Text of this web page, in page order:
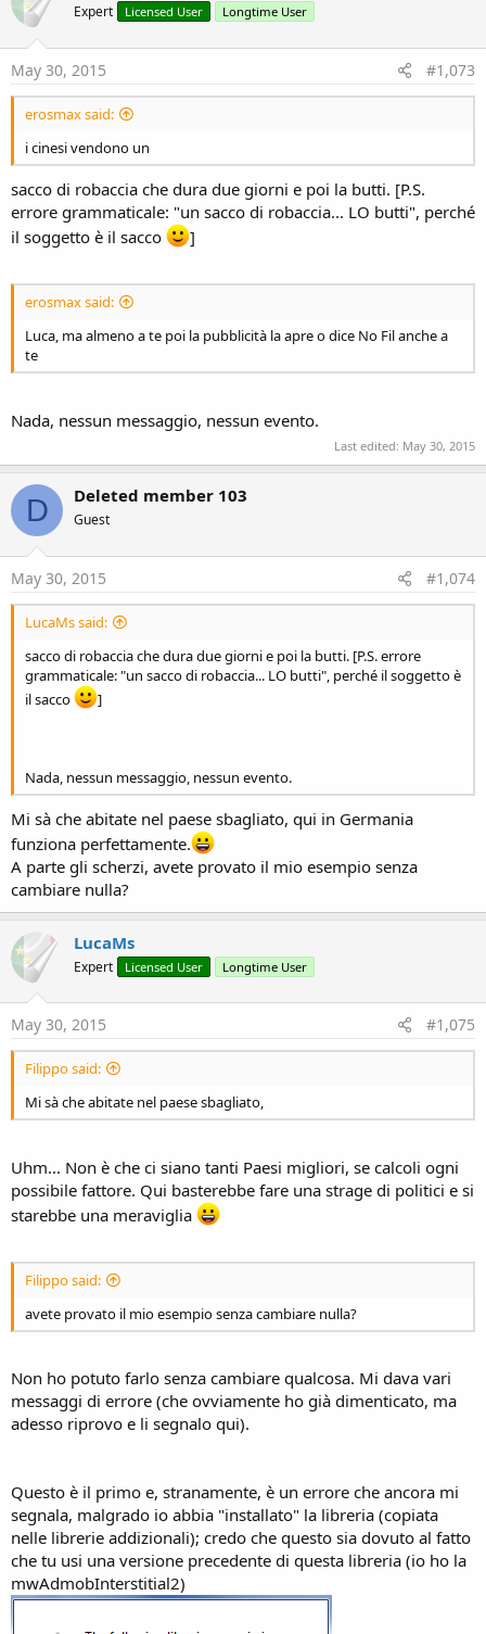
Expert Licensed User Longtime User
May 30, 2015 #1,073
erosmax said:
i cinesi vendono un
sacco di robaccia che dura due giorni e poi la butti. [P.S.
errore grammaticale: "un sacco di robaccia... LO butti", perché
il soggetto è il sacco
]
erosmax said:
Luca, ma almeno a te poi la pubblicità la apre o dice No Fil anche a
te
Nada, nessun messaggio, nessun evento.
Last edited: May 30, 2015
D Deleted member 103
Guest
May 30, 2015 #1,074
LucaMs said:
sacco di robaccia che dura due giorni e poi la butti. [P.S. errore
grammaticale: "un sacco di robaccia... LO butti", perché il soggetto è
il sacco
]
Nada, nessun messaggio, nessun evento.
Mi sà che abitate nel paese sbagliato, qui in Germania
funziona perfettamente.
A parte gli scherzi, avete provato il mio esempio senza
cambiare nulla?
LucaMs
Expert Licensed User Longtime User
May 30, 2015 #1,075
Filippo said:
Mi sà che abitate nel paese sbagliato,
Uhm... Non è che ci siano tanti Paesi migliori, se calcoli ogni
possibile fattore. Qui basterebbe fare una strage di politici e si
starebbe una meraviglia
Filippo said:
avete provato il mio esempio senza cambiare nulla?
Non ho potuto farlo senza cambiare qualcosa. Mi dava vari
messaggi di errore (che ovviamente ho già dimenticato, ma
adesso riprovo e li segnalo qui).
Questo è il primo e, stranamente, è un errore che ancora mi
segnala, malgrado io abbia "installato" la libreria (copiata
nelle librerie addizionali); credo che questo sia dovuto al fatto
che tu usi una versione precedente di questa libreria (io ho la
mwAdmobInterstitial2)